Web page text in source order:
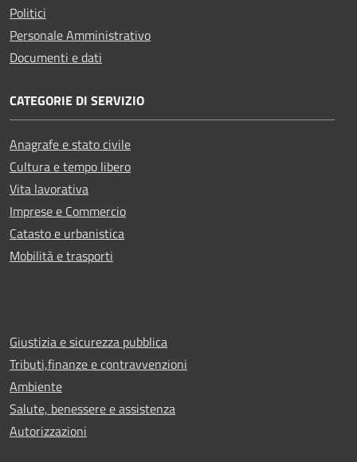
Politici
Personale Amministrativo
Documenti e dati
CATEGORIE DI SERVIZIO
Anagrafe e stato civile
Cultura e tempo libero
Vita lavorativa
Imprese e Commercio
Catasto e urbanistica
Mobilità e trasporti
Giustizia e sicurezza pubblica
Tributi,finanze e contravvenzioni
Ambiente
Salute, benessere e assistenza
Autorizzazioni